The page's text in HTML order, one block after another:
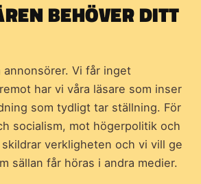
BEHÖVER DITT
annonsörer. Vi får inget
har vi våra läsare som inser
som tydligt tar ställning. För
socialism, mot högerpolitik och
skildrar verkligheten och vi vill ge
sällan får höras i andra medier.